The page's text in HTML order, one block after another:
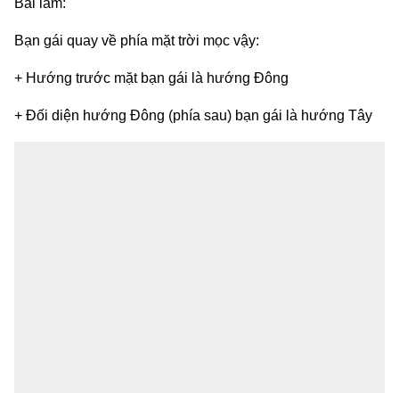
Bạn gái quay về phía mặt trời mọc vậy:
+ Hướng trước mặt bạn gái là hướng Đông
+ Đối diện hướng Đông (phía sau) bạn gái là hướng Tây